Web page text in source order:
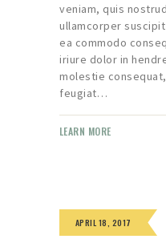
veniam, quis
ullamcorper
ea commodo
iriure dolor in
molestie
feugiat…
LEARN MORE
APRIL 18, 2017